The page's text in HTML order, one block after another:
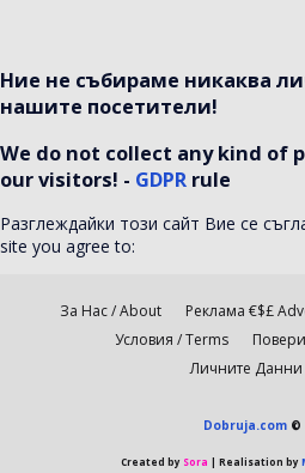
Ние не събираме никаква
нашите посетители!
We do not collect any kind of
our visitors! - GDPR rule
Разглеждайки този сайт Вие се
site you agree to:
За Нас / About Реклама €$£
Условия / Terms
Личните Данни
Dobruja.com©
Created by Sora | Realisation by